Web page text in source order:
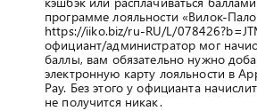
программе лояльности «Вилок-
https://iiko.biz/ru-RU/L/
официант/администратор мог
баллы, вам обязательно нужно
электронную карту лояльности в
Pay. Без этого у официанта
не получится никак.